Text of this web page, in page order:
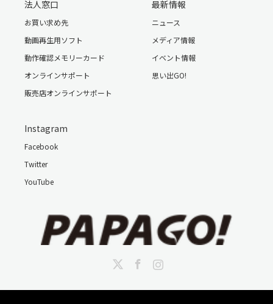
法人窓口
お買い求め先
動画再生用ソフト
動作確認メモリーカード
オンラインサポート
販売店オンラインサポート
最新情報
ニュース
メディア情報
イベント情報
思い出GO!
Instagram
Facebook
Twitter
YouTube
Instagram